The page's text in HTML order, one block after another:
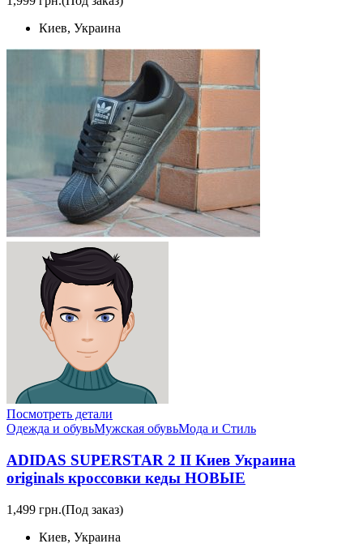
Киев, Украина
Посмотреть детали
Одежда и обувьМужская обувьМода и Стиль
ADIDAS SUPERSTAR 2 II Киев Украина
originals кроссовки кеды НОВЫЕ
1,499 грн.(Под заказ)
Киев, Украина